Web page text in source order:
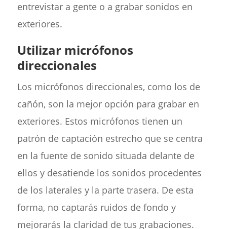
entrevistar a gente o a grabar sonidos en
exteriores.
Utilizar micrófonos
direccionales
Los micrófonos direccionales, como los de
cañón, son la mejor opción para grabar en
exteriores. Estos micrófonos tienen un
patrón de captación estrecho que se centra
en la fuente de sonido situada delante de
ellos y desatiende los sonidos procedentes
de los laterales y la parte trasera. De esta
forma, no captarás ruidos de fondo y
mejorarás la claridad de tus grabaciones.